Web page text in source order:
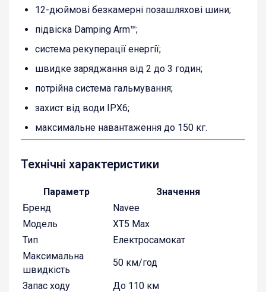
12-дюймові безкамерні позашляхові шини;
підвіска Damping Arm™;
система рекуперації енергії;
швидке заряджання від 2 до 3 годин;
потрійна система гальмування;
захист від води IPX6;
максимальне навантаження до 150 кг.
Технічні характеристики
Параметр
Значення
Бренд
Navee
Модель
XT5 Max
Тип
Електросамокат
Максимальна
швидкість
50 км/год
Запас ходу
До 110 км